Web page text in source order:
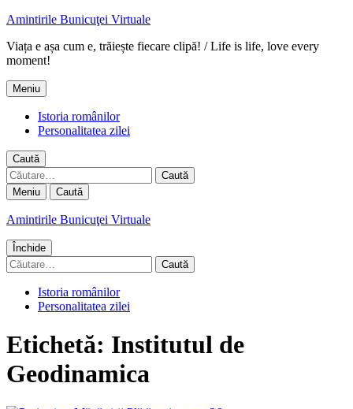
Amintirile Bunicuţei Virtuale
Viața e așa cum e, trăiește fiecare clipă! / Life is life, love every
moment!
Meniu
Istoria românilor
Personalitatea zilei
Caută
Caută
după:
Meniu Caută
Amintirile Bunicuţei Virtuale
Închide
Caută
după:
Istoria românilor
Personalitatea zilei
Etichetă: Institutul de
Geodinamica